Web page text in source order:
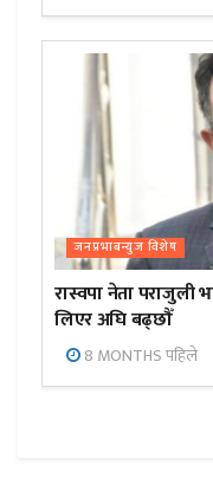
जनप्रभाबन्युज विशेष
रास्वपा नेता
लिएर अघि बढ्छौँ
8 MONTHS पहिले